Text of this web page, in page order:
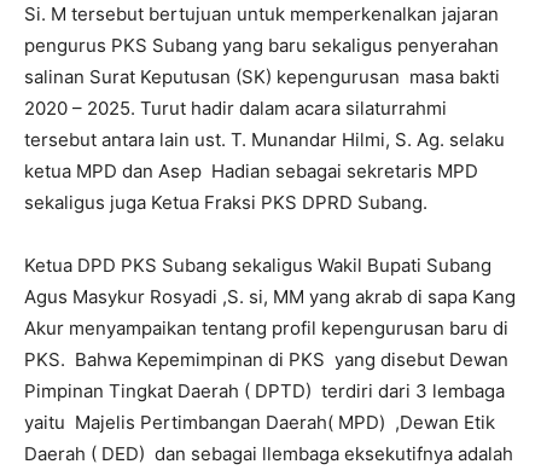
Si. M tersebut bertujuan untuk memperkenalkan jajaran
pengurus PKS Subang yang baru sekaligus penyerahan
salinan Surat Keputusan (SK) kepengurusan masa bakti
2020 – 2025. Turut hadir dalam acara silaturrahmi
tersebut antara lain ust. T. Munandar Hilmi, S. Ag. selaku
ketua MPD dan Asep Hadian sebagai sekretaris MPD
sekaligus juga Ketua Fraksi PKS DPRD Subang.
Ketua DPD PKS Subang sekaligus Wakil Bupati Subang
Agus Masykur Rosyadi ,S. si, MM yang akrab di sapa Kang
Akur menyampaikan tentang profil kepengurusan baru di
PKS. Bahwa Kepemimpinan di PKS yang disebut Dewan
Pimpinan Tingkat Daerah ( DPTD) terdiri dari 3 lembaga
yaitu Majelis Pertimbangan Daerah( MPD) ,Dewan Etik
Daerah ( DED) dan sebagai llembaga eksekutifnya adalah